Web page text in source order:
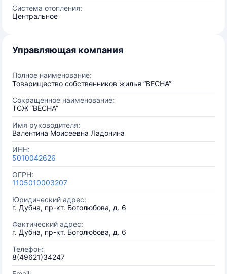
Система отопления:
Центральное
Управляющая компания
Полное наименование:
Товарищество собственников жилья “ВЕСНА”
Сокращенное наименование:
ТСЖ “ВЕСНА”
Имя руководителя:
Валентина Моисеевна Ладонина
ИНН:
5010042626
ОГРН:
1105010003207
Юридический адрес:
г. Дубна, пр-кт. Боголюбова, д. 6
Фактический адрес:
г. Дубна, пр-кт. Боголюбова, д. 6
Телефон:
8(49621)34247